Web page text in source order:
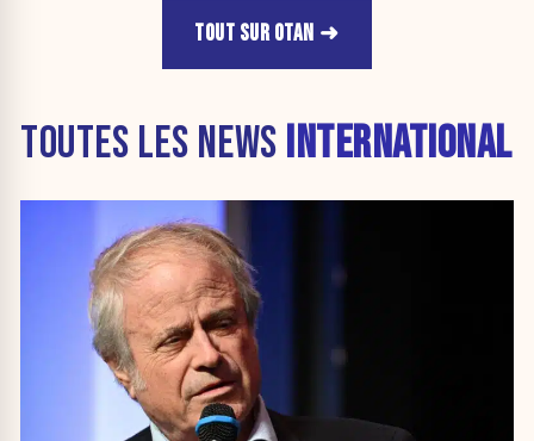
TOUT SUR OTAN
TOUTES LES NEWS INTERNATIONAL